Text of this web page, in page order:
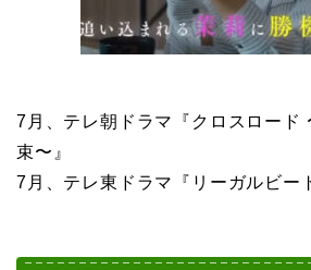
7月、テレ朝ドラマ『クロスロード
束〜』
7月、テレ東ドラマ『リーガルビー